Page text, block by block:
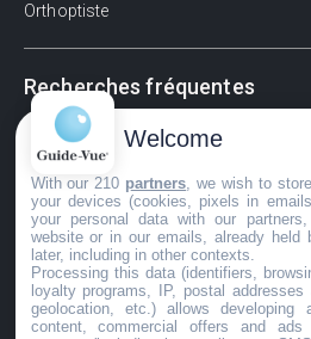
Orthoptiste
Recherches fréquentes
Pathologies adultes
Signes d'une urgence ophtalmologique
La vision
Acuité visuelle
Myosis / mydriase
Œdème oculaire
Welcome
With our 210 partners , we wish to
your devices (cookies, pixels in
your personal data with our
website or in our emails, already held
later, including in other contexts.
Processing this data (identifiers,
loyalty programs, IP, postal
geolocation, etc.) allows developing
content, commercial offers and